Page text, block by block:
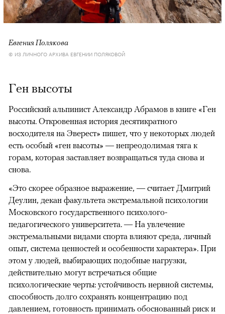
Евгения Полякова
© ИЗ ЛИЧНОГО АРХИВА ЕВГЕНИИ ПОЛЯКОВОЙ
Ген высоты
Российский альпинист Александр Абрамов в книге «Ген
высоты. Откровенная история десятикратного
восходителя на Эверест» пишет, что у некоторых людей
есть особый «ген высоты» — непреодолимая тяга к
горам, которая заставляет возвращаться туда снова и
снова.
«Это скорее образное выражение, — считает Дмитрий
Деулин, декан факультета экстремальной психологии
Московского государственного психолого-
педагогического университета. — На увлечение
экстремальными видами спорта влияют среда, личный
опыт, система ценностей и особенности характера». При
этом у людей, выбирающих подобные нагрузки,
действительно могут встречаться общие
психологические черты: устойчивость нервной системы,
способность долго сохранять концентрацию под
давлением, готовность принимать обоснованный риск и